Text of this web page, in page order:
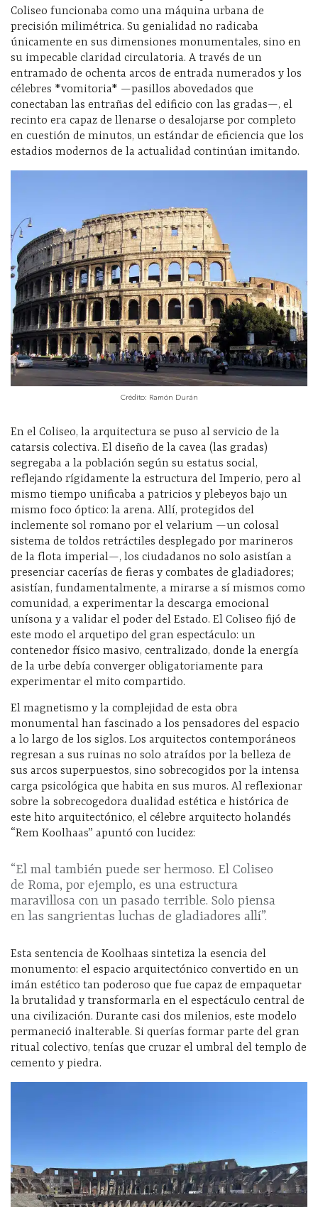
Coliseo funcionaba como una máquina urbana de
precisión milimétrica. Su genialidad no radicaba
únicamente en sus dimensiones monumentales, sino en
su impecable claridad circulatoria. A través de un
entramado de ochenta arcos de entrada numerados y los
célebres *vomitoria* —pasillos abovedados que
conectaban las entrañas del edificio con las gradas—, el
recinto era capaz de llenarse o desalojarse por completo
en cuestión de minutos, un estándar de eficiencia que los
estadios modernos de la actualidad continúan imitando.
Crédito: Ramón Durán
En el Coliseo, la arquitectura se puso al servicio de la
catarsis colectiva. El diseño de la cavea (las gradas)
segregaba a la población según su estatus social,
reflejando rígidamente la estructura del Imperio, pero al
mismo tiempo unificaba a patricios y plebeyos bajo un
mismo foco óptico: la arena. Allí, protegidos del
inclemente sol romano por el velarium —un colosal
sistema de toldos retráctiles desplegado por marineros
de la flota imperial—, los ciudadanos no solo asistían a
presenciar cacerías de fieras y combates de gladiadores;
asistían, fundamentalmente, a mirarse a sí mismos como
comunidad, a experimentar la descarga emocional
unísona y a validar el poder del Estado. El Coliseo fijó de
este modo el arquetipo del gran espectáculo: un
contenedor físico masivo, centralizado, donde la energía
de la urbe debía converger obligatoriamente para
experimentar el mito compartido.
El magnetismo y la complejidad de esta obra
monumental han fascinado a los pensadores del espacio
a lo largo de los siglos. Los arquitectos contemporáneos
regresan a sus ruinas no solo atraídos por la belleza de
sus arcos superpuestos, sino sobrecogidos por la intensa
carga psicológica que habita en sus muros. Al reflexionar
sobre la sobrecogedora dualidad estética e histórica de
este hito arquitectónico, el célebre arquitecto holandés
“Rem Koolhaas” apuntó con lucidez:
“El mal también puede ser hermoso. El Coliseo
de Roma, por ejemplo, es una estructura
maravillosa con un pasado terrible. Solo piensa
en las sangrientas luchas de gladiadores allí”.
Esta sentencia de Koolhaas sintetiza la esencia del
monumento: el espacio arquitectónico convertido en un
imán estético tan poderoso que fue capaz de empaquetar
la brutalidad y transformarla en el espectáculo central de
una civilización. Durante casi dos milenios, este modelo
permaneció inalterable. Si querías formar parte del gran
ritual colectivo, tenías que cruzar el umbral del templo de
cemento y piedra.